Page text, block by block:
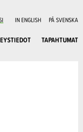
IN ENGLISH PÅ SVENSKA
TAPAHTUMAT